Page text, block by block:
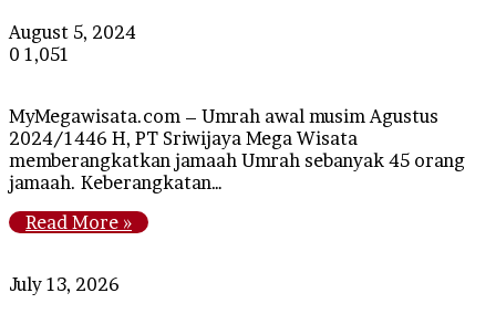
August 5, 2024
0 1,051
MyMegawisata.com – Umrah awal musim Agustus
2024/1446 H, PT Sriwijaya Mega Wisata
memberangkatkan jamaah Umrah sebanyak 45 orang
jamaah. Keberangkatan…
Read More »
PT
July 13, 2026